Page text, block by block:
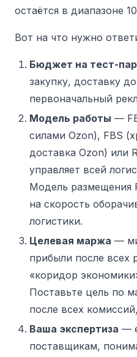
остаётся в диапазоне
Вот на что нужно
Бюджет на тест-
закупку, доставку
первоначальный
Модель работы —
силами Ozon), FBS
доставка Ozon) или
управляет всей
Модель размещения
на скорость
логистики.
Целевая маржа —
прибыли после всех
«коридор
Поставьте цель по
после всех
Ваша экспертиза —
поставщикам,